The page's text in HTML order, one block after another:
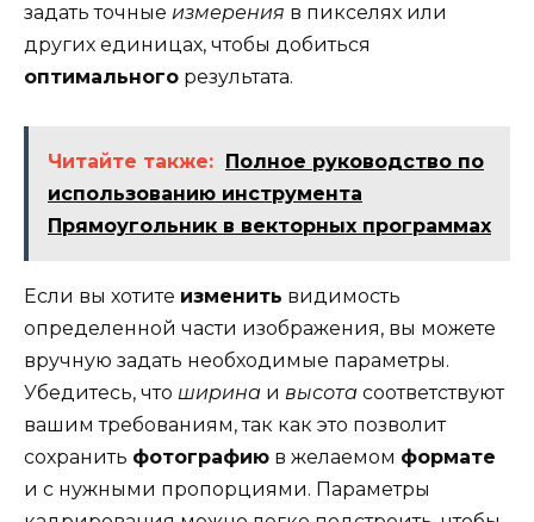
задать точные измерения в пикселях или
других единицах, чтобы добиться
оптимального результата.
Читайте также: Полное руководство по
использованию инструмента
Прямоугольник в векторных программах
Если вы хотите изменить видимость
определенной части изображения, вы можете
вручную задать необходимые параметры.
Убедитесь, что ширина и высота соответствуют
вашим требованиям, так как это позволит
сохранить фотографию в желаемом формате
и с нужными пропорциями. Параметры